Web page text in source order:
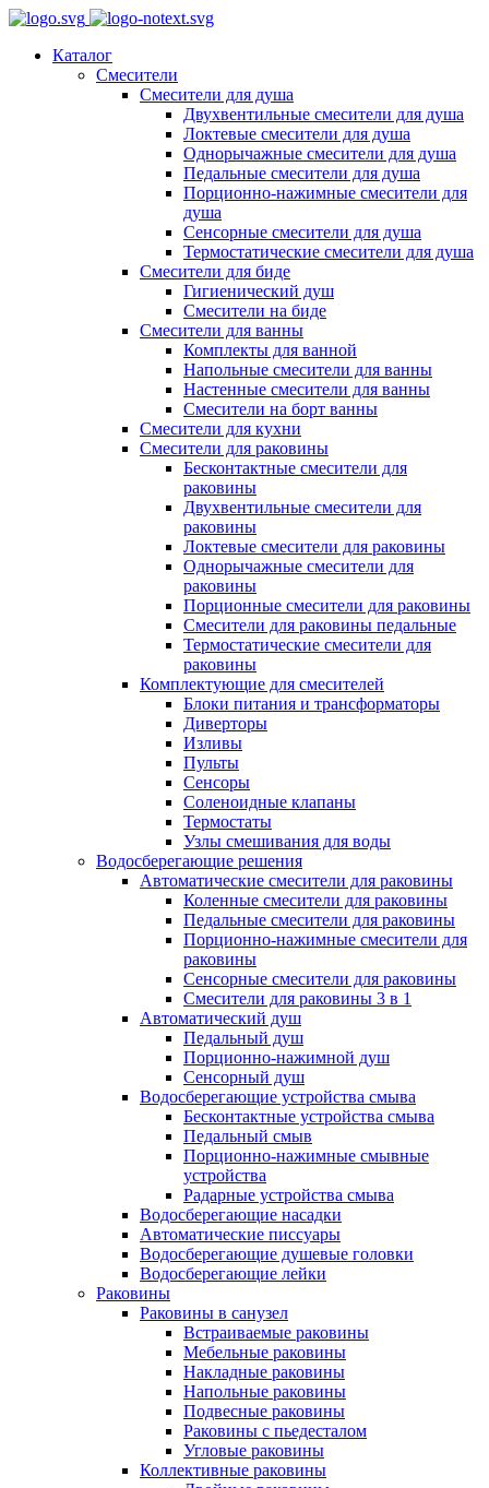
Каталог
Смесители
Смесители для душа
Двухвентильные смесители для душа
Локтевые смесители для душа
Однорычажные смесители для душа
Педальные смесители для душа
Порционно-нажимные смесители для
душа
Сенсорные смесители для душа
Термостатические смесители для душа
Смесители для биде
Гигиенический душ
Смесители на биде
Смесители для ванны
Комплекты для ванной
Напольные смесители для ванны
Настенные смесители для ванны
Смесители на борт ванны
Смесители для кухни
Смесители для раковины
Бесконтактные смесители для
раковины
Двухвентильные смесители для
раковины
Локтевые смесители для раковины
Однорычажные смесители для
раковины
Порционные смесители для раковины
Смесители для раковины педальные
Термостатические смесители для
раковины
Комплектующие для смесителей
Блоки питания и трансформаторы
Диверторы
Изливы
Пульты
Сенсоры
Соленоидные клапаны
Термостаты
Узлы смешивания для воды
Водосберегающие решения
Автоматические смесители для раковины
Коленные смесители для раковины
Педальные смесители для раковины
Порционно-нажимные смесители для
раковины
Сенсорные смесители для раковины
Смесители для раковины 3 в 1
Автоматический душ
Педальный душ
Порционно-нажимной душ
Сенсорный душ
Водосберегающие устройства смыва
Бесконтактные устройства смыва
Педальный смыв
Порционно-нажимные смывные
устройства
Радарные устройства смыва
Водосберегающие насадки
Автоматические писсуары
Водосберегающие душевые головки
Водосберегающие лейки
Раковины
Раковины в санузел
Встраиваемые раковины
Мебельные раковины
Накладные раковины
Напольные раковины
Подвесные раковины
Раковины с пьедесталом
Угловые раковины
Коллективные раковины